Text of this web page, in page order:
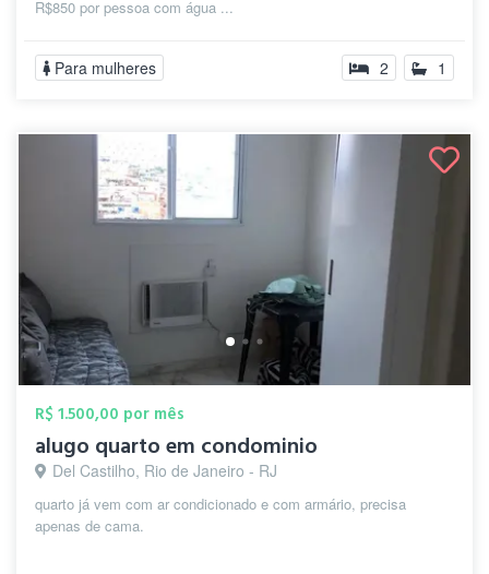
R$850 por pessoa com água ...
Para mulheres 2 1
R$ 1.500,00 por mês
alugo quarto em condominio
Del Castilho, Rio de Janeiro - RJ
quarto já vem com ar condicionado e com armário, precisa
apenas de cama.